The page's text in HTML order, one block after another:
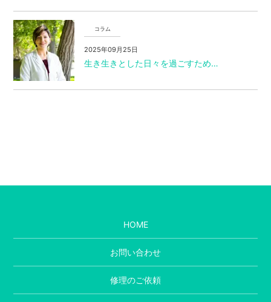
コラム
2025年09月25日
生き生きとした日々を過ごすため…
HOME
お問い合わせ
修理のご依頼